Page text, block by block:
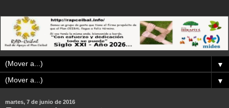
▼
▼
martes, 7 de junio de 2016